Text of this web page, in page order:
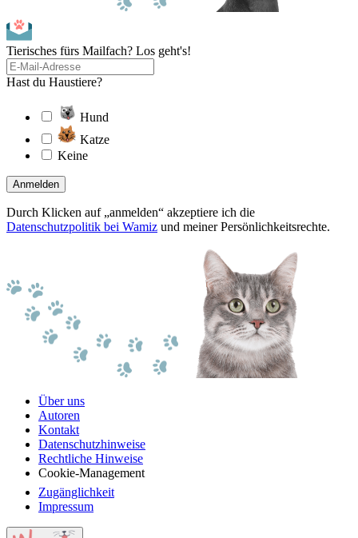
Tierisches fürs Mailfach? Los geht's!
Hast du Haustiere?
Hund
Katze
Keine
Anmelden
Durch Klicken auf „anmelden“ akzeptiere ich die
Datenschutzpolitik bei Wamiz und meiner Persönlichkeitsrechte.
Über uns
Autoren
Kontakt
Datenschutzhinweise
Rechtliche Hinweise
Cookie-Management
Zugänglichkeit
Impressum